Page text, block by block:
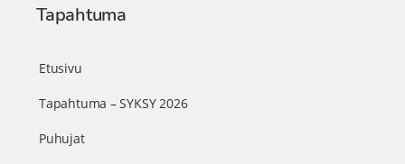
Tapahtuma
Etusivu
Tapahtuma – SYKSY 2026
Puhujat